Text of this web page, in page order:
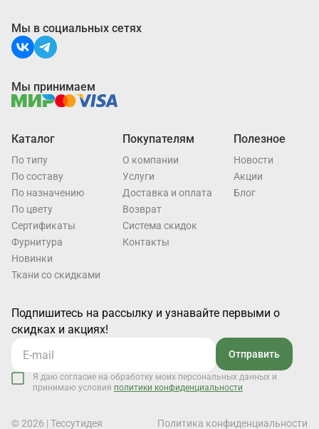
Каталог
По типу
По составу
По назначению
По цвету
Cертификаты
Фурнитура
Новинки
Ткани со скидками
Покупателям
О компании
Услуги
Доставка и оплата
Возврат
Система скидок
Контакты
Полезное
Новости
Акции
Блог
Подпишитесь на рассылку и узнавайте первыми о
скидках и акциях!
Отправить
Я даю согласие на обработку моих персональных данных и
принимаю условия политики конфиденциальности
Мы в социальных сетях
Мы принимаем
© 2026 | Тессутидея Политика конфиденциальности